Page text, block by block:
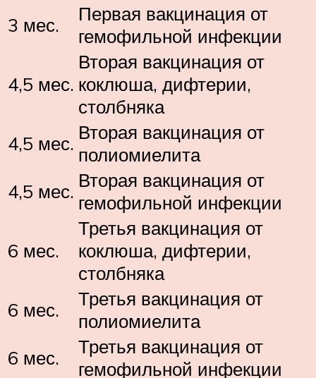
3 мес.
Первая вакцинация от
гемофильной инфекции
4,5 мес.
Вторая вакцинация от
коклюша, дифтерии,
столбняка
4,5 мес. Вторая вакцинация от
полиомиелита
4,5 мес. Вторая вакцинация от
гемофильной инфекции
6 мес.
Третья вакцинация от
коклюша, дифтерии,
столбняка
6 мес.
Третья вакцинация от
полиомиелита
6 мес.
Третья вакцинация от
гемофильной инфекции